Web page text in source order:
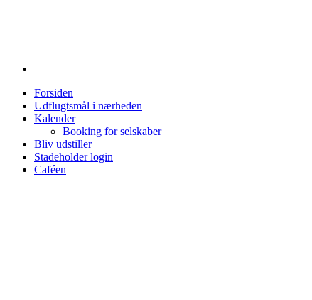
Forsiden
Udflugtsmål i nærheden
Kalender
Booking for selskaber
Bliv udstiller
Stadeholder login
Caféen